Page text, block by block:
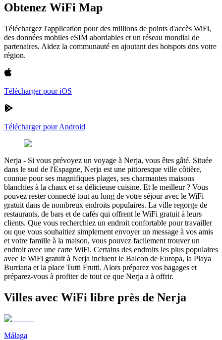
Obtenez WiFi Map
Téléchargez l'application pour des millions de points d'accès WiFi,
des données mobiles eSIM abordables et un réseau mondial de
partenaires. Aidez la communauté en ajoutant des hotspots dns votre
région.
Télécharger pour iOS
Télécharger pour Android
Nerja - Si vous prévoyez un voyage à Nerja, vous êtes gâté. Située
dans le sud de l'Espagne, Nerja est une pittoresque ville côtière,
connue pour ses magnifiques plages, ses charmantes maisons
blanchies à la chaux et sa délicieuse cuisine. Et le meilleur ? Vous
pouvez rester connecté tout au long de votre séjour avec le WiFi
gratuit dans de nombreux endroits populaires. La ville regorge de
restaurants, de bars et de cafés qui offrent le WiFi gratuit à leurs
clients. Que vous recherchiez un endroit confortable pour travailler
ou que vous souhaitiez simplement envoyer un message à vos amis
et votre famille à la maison, vous pouvez facilement trouver un
endroit avec une carte WiFi. Certains des endroits les plus populaires
avec le WiFi gratuit à Nerja incluent le Balcon de Europa, la Playa
Burriana et la place Tutti Frutti. Alors préparez vos bagages et
préparez-vous à profiter de tout ce que Nerja a à offrir.
Villes avec WiFi libre près de Nerja
Málaga